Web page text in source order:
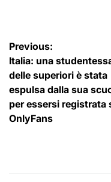
Navigazione
articoli
Previous:
Italia: una
delle superiori è stata
espulsa dalla sua
per essersi registrata
OnlyFans